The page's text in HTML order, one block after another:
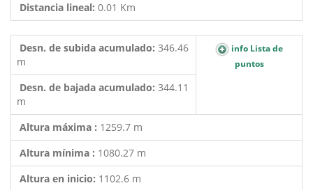
Distancia lineal: 0.01 Km
Desn. de subida acumulado: 346.46
m
info Lista de
puntos
Desn. de bajada acumulado: 344.11
m
Altura máxima : 1259.7 m
Altura mínima : 1080.27 m
Altura en inicio: 1102.6 m